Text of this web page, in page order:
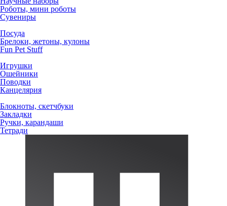
Роботы, мини роботы
Сувениры
Посуда
Брелоки, жетоны, кулоны
Fun Pet Stuff
Игрушки
Ошейники
Поводки
Канцелярия
Блокноты, скетчбуки
Закладки
Ручки, карандаши
Тетради